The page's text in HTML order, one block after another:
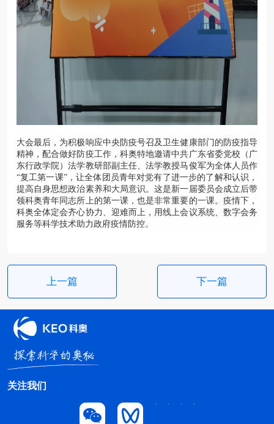
大会最后，为积极响应中央防疫号召及卫生健康部门的防疫指导
精神，配合做好防疫工作，科奥特地邀请中共广东省委党校（广
东行政学院）法学教研部副主任、法学教授马俊军为全体人员作
“复工第一课”，让全体团员青年对党有了进一步的了解和认识，
提高自身思想政治素养和大局意识。这是新一届委员会成立后带
领科奥青年同志所上的第一课，也是非常重要的一课。疫情下，
科奥全体定会齐心协力、迎难而上，用线上会议系统、数字会务
服务等科学技术助力政府疫情防控。
上一篇 下一篇
关注我们